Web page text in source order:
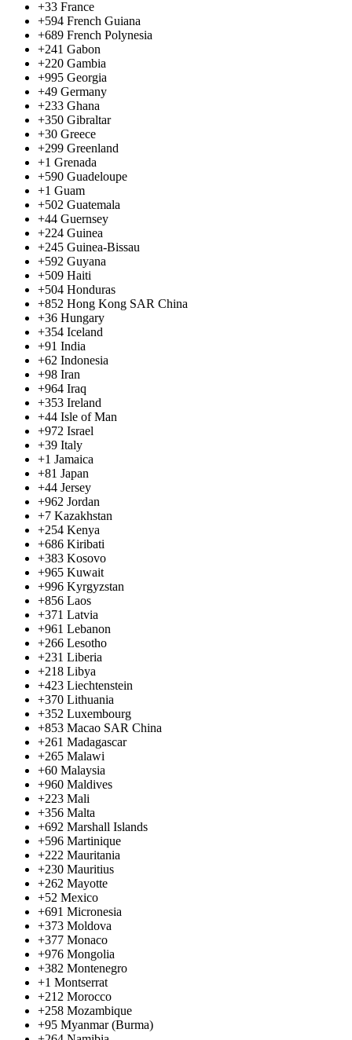
+33 France
+594 French Guiana
+689 French Polynesia
+241 Gabon
+220 Gambia
+995 Georgia
+49 Germany
+233 Ghana
+350 Gibraltar
+30 Greece
+299 Greenland
+1 Grenada
+590 Guadeloupe
+1 Guam
+502 Guatemala
+44 Guernsey
+224 Guinea
+245 Guinea-Bissau
+592 Guyana
+509 Haiti
+504 Honduras
+852 Hong Kong SAR China
+36 Hungary
+354 Iceland
+91 India
+62 Indonesia
+98 Iran
+964 Iraq
+353 Ireland
+44 Isle of Man
+972 Israel
+39 Italy
+1 Jamaica
+81 Japan
+44 Jersey
+962 Jordan
+7 Kazakhstan
+254 Kenya
+686 Kiribati
+383 Kosovo
+965 Kuwait
+996 Kyrgyzstan
+856 Laos
+371 Latvia
+961 Lebanon
+266 Lesotho
+231 Liberia
+218 Libya
+423 Liechtenstein
+370 Lithuania
+352 Luxembourg
+853 Macao SAR China
+261 Madagascar
+265 Malawi
+60 Malaysia
+960 Maldives
+223 Mali
+356 Malta
+692 Marshall Islands
+596 Martinique
+222 Mauritania
+230 Mauritius
+262 Mayotte
+52 Mexico
+691 Micronesia
+373 Moldova
+377 Monaco
+976 Mongolia
+382 Montenegro
+1 Montserrat
+212 Morocco
+258 Mozambique
+95 Myanmar (Burma)